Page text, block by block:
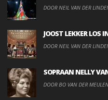
DOOR NEIL VAN DER
JOOST LEKKER LOS
DOOR NEIL VAN DER
SOPRAAN NELLY
DOOR BO VAN DER